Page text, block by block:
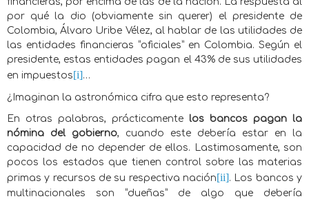
por qué la dio (obviamente sin querer) el presidente de
Colombia, Álvaro Uribe Vélez, al hablar de las utilidades de
las entidades financieras “oficiales” en Colombia. Según el
presidente, estas entidades pagan el 43% de sus utilidades
en impuestos[i]…
¿Imaginan la astronómica cifra que esto representa?
En otras palabras, prácticamente los bancos pagan la
nómina del gobierno, cuando este debería estar en la
capacidad de no depender de ellos. Lastimosamente, son
pocos los estados que tienen control sobre las materias
primas y recursos de su respectiva nación[ii]. Los bancos y
multinacionales son “dueñas” de algo que debería